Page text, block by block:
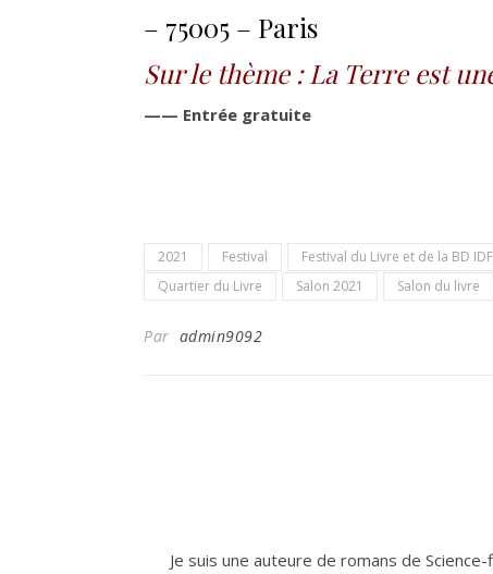
– 75005 – Paris
Sur le thème : La Terre est
—— Entrée gratuite
2021 Festival Festival du Livre et de la BD IDF
Quartier du Livre
Salon 2021 Salon du livre
Par admin9092
Je suis une auteure de romans de